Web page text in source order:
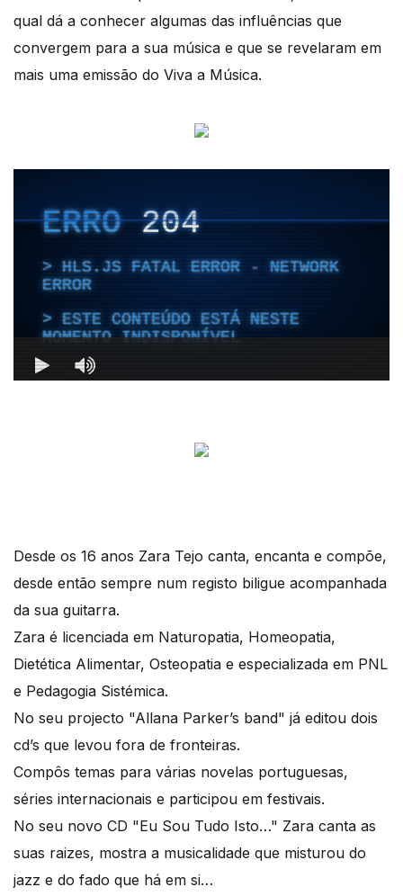
qual dá a conhecer algumas das influências que
convergem para a sua música e que se revelaram em
mais uma emissão do Viva a Música.
Desde os 16 anos Zara Tejo canta, encanta e compõe,
desde então sempre num registo biligue acompanhada
da sua guitarra.
Zara é licenciada em Naturopatia, Homeopatia,
Dietética Alimentar, Osteopatia e especializada em PNL
e Pedagogia Sistémica.
No seu projecto "Allana Parker’s band" já editou dois
cd’s que levou fora de fronteiras.
Compôs temas para várias novelas portuguesas,
séries internacionais e participou em festivais.
No seu novo CD "Eu Sou Tudo Isto…" Zara canta as
suas raizes, mostra a musicalidade que misturou do
jazz e do fado que há em si…